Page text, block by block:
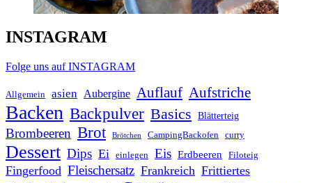
INSTAGRAM
Folge uns auf INSTAGRAM
Allgemein asien Aubergine Auflauf Aufstriche
Backen Backpulver Basics Blätterteig
Brombeeren Brot Brötchen CampingBackofen curry
Dessert Dips Ei einlegen Eis Erdbeeren Filoteig
Fingerfood Fleischersatz Frankreich Frittiertes